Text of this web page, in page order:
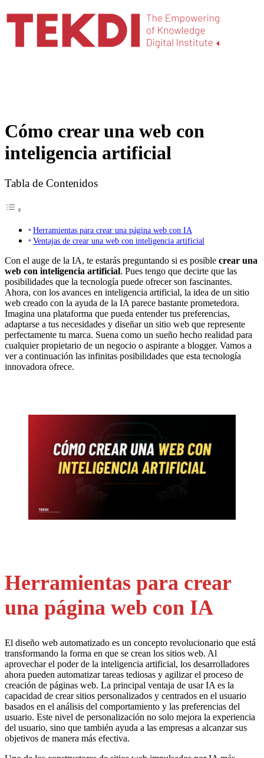
Cómo crear una web con
inteligencia artificial
Tabla de Contenidos
Herramientas para crear una página web con IA
Ventajas de crear una web con inteligencia artificial
Con el auge de la IA, te estarás preguntando si es posible crear una
web con inteligencia artificial. Pues tengo que decirte que las
posibilidades que la tecnología puede ofrecer son fascinantes.
Ahora, con los avances en inteligencia artificial, la idea de un sitio
web creado con la ayuda de la IA parece bastante prometedora.
Imagina una plataforma que pueda entender tus preferencias,
adaptarse a tus necesidades y diseñar un sitio web que represente
perfectamente tu marca. Suena como un sueño hecho realidad para
cualquier propietario de un negocio o aspirante a blogger. Vamos a
ver a continuación las infinitas posibilidades que esta tecnología
innovadora ofrece.
Herramientas para crear
una página web con IA
El diseño web automatizado es un concepto revolucionario que está
transformando la forma en que se crean los sitios web. Al
aprovechar el poder de la inteligencia artificial, los desarrolladores
ahora pueden automatizar tareas tediosas y agilizar el proceso de
creación de páginas web. La principal ventaja de usar IA es la
capacidad de crear sitios personalizados y centrados en el usuario
basados en el análisis del comportamiento y las preferencias del
usuario. Este nivel de personalización no solo mejora la experiencia
del usuario, sino que también ayuda a las empresas a alcanzar sus
objetivos de manera más efectiva.